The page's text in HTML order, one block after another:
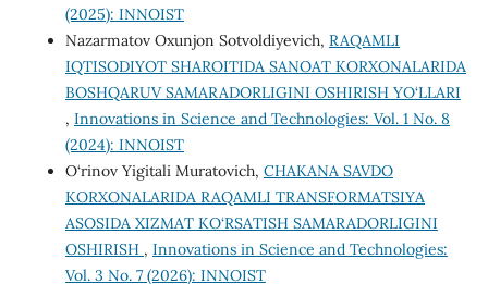
(2025): INNOIST
Nazarmatov Oxunjon Sotvoldiyevich, RAQAMLI
IQTISODIYOT SHAROITIDA SANOAT KORXONALARIDA
BOSHQARUV SAMARADORLIGINI OSHIRISH YO‘LLARI
, Innovations in Science and Technologies: Vol. 1 No. 8
(2024): INNOIST
O‘rinov Yigitali Muratovich, CHAKANA SAVDO
KORXONALARIDA RAQAMLI TRANSFORMATSIYA
ASOSIDA XIZMAT KO‘RSATISH SAMARADORLIGINI
OSHIRISH , Innovations in Science and Technologies:
Vol. 3 No. 7 (2026): INNOIST